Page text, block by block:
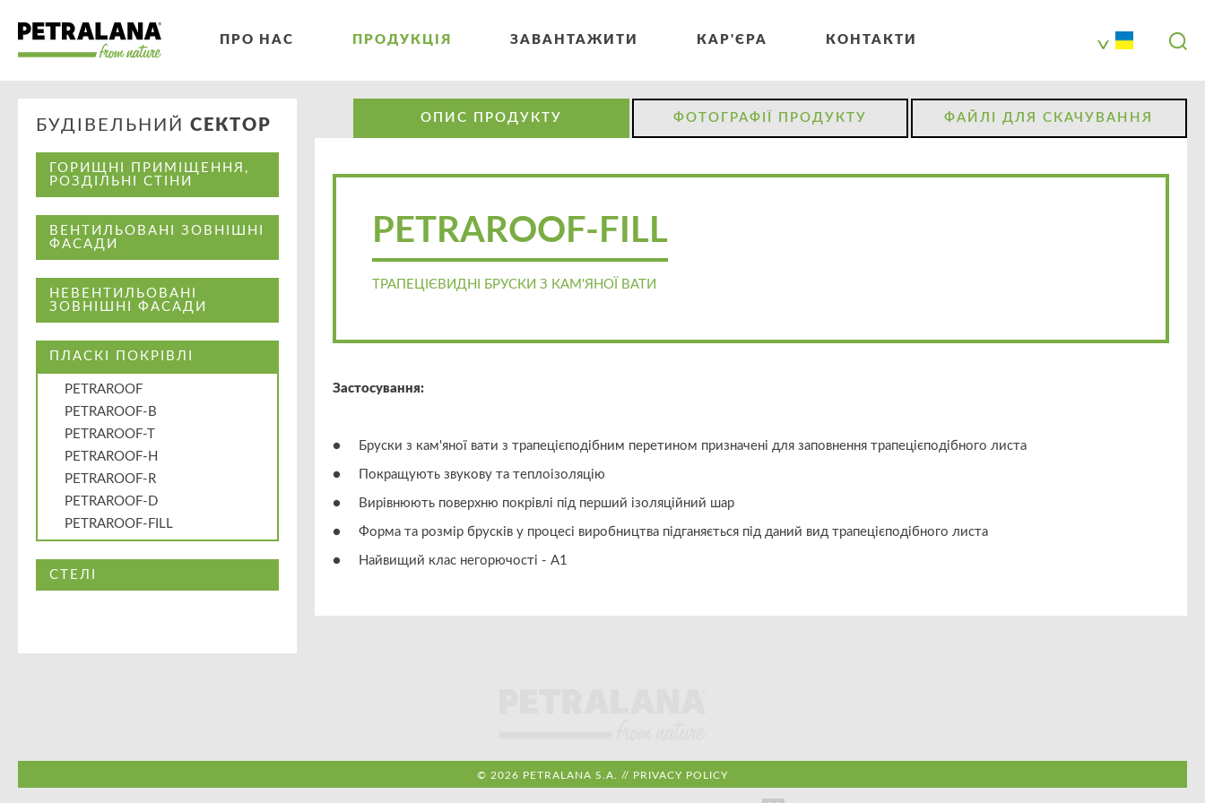
ПРО НАС ПРОДУКЦІЯ ЗАВАНТАЖИТИ КАР'ЄРА КОНТАКТИ
БУДІВЕЛЬНИЙ СЕКТОР
ГОРИЩНІ ПРИМІЩЕННЯ,
РОЗДІЛЬНІ СТІНИ
ВЕНТИЛЬОВАНІ ЗОВНІШНІ
ФАСАДИ
НЕВЕНТИЛЬОВАНІ
ЗОВНІШНІ ФАСАДИ
ПЛАСКІ ПОКРІВЛІ
PETRAROOF
PETRAROOF-B
PETRAROOF-T
PETRAROOF-H
PETRAROOF-R
PETRAROOF-D
PETRAROOF-FILL
СТЕЛІ
ОПИС ПРОДУКТУ ФОТОГРАФІЇ ПРОДУКТУ ФАЙЛІ ДЛЯ СКАЧУВАННЯ
PETRAROOF-FILL
ТРАПЕЦІЄВИДНІ БРУСКИ З КАМ'ЯНОЇ ВАТИ
Застосування:
● Бруски з кам'яної вати з трапецієподібним перетином призначені для заповнення трапецієподібного листа
● Покращують звукову та теплоізоляцію
● Вирівнюють поверхню покрівлі під перший ізоляційний шар
● Форма та розмір брусків у процесі виробництва підганяється під даний вид трапецієподібного листа
● Найвищий клас негорючості - A1
© 2026 PETRALANA S.A. // PRIVACY POLICY